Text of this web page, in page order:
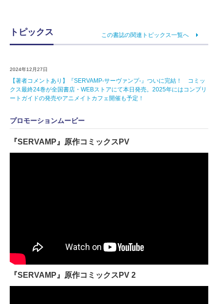
トピックス この書誌の関連トピックス一覧へ
2024年12月27日
【著者コメントあり】『SERVAMP-サーヴァンプ-』ついに完結！ コミッ
クス最終24巻が全国書店・WEBストアにて本日発売。2025年にはコンプリ
ートガイドの発売やアニメイトカフェ開催も予定！
プロモーションムービー
『SERVAMP』原作コミックスPV
『SERVAMP』原作コミックスPV 2